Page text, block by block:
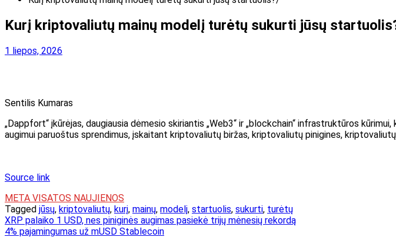
Kurį kriptovaliutų mainų modelį turėtų sukurti jūsų
1 liepos, 2026
Sentilis Kumaras
„Dappfort“ įkūrėjas, daugiausia dėmesio skiriantis „Web3“ ir „blockchain“ infrastruktūros
augimui paruoštus sprendimus, įskaitant kriptovaliutų biržas, kriptovaliutų pinigines,
Source link
META VISATOS NAUJIENOS
Tagged jūsų, kriptovaliutų, kurį, mainų, modelį, startuolis, sukurti, turėtų
Navigacija
XRP palaiko 1 USD, nes piniginės augimas pasiekė trijų mėnesių rekordą
4% pajamingumas už mUSD Stablecoin